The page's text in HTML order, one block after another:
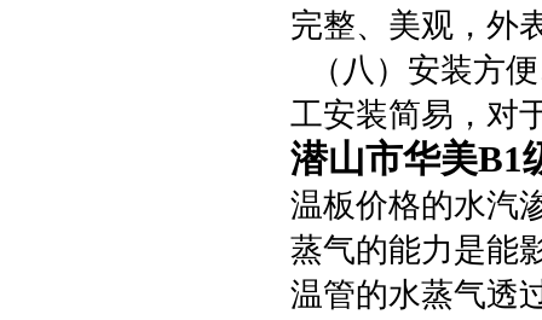
完整、美观，外
（八）安装方
工安装简易，对
潜山市华美B1
温板价格的水汽
蒸气的能力是能
温管的水蒸气透